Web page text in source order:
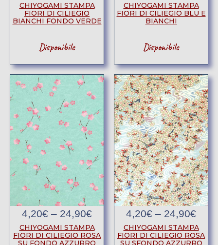
CHIYOGAMI STAMPA
FIORI DI CILIEGIO
BIANCHI FONDO VERDE
Disponibile
CHIYOGAMI STAMPA
FIORI DI CILIEGIO BLU E
BIANCHI
Disponibile
4,20€ – 24,90€
CHIYOGAMI STAMPA
FIORI DI CILIEGIO ROSA
SU FONDO AZZURRO
4,20€ – 24,90€
CHIYOGAMI STAMPA
FIORI DI CILIEGIO ROSA
SU SFONDO AZZURRO